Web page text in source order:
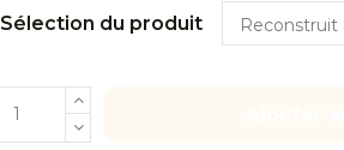
Sélection du produit